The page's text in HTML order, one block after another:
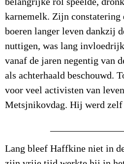
karnemelk. Zijn constatering
boeren langer leven dankzij
nuttigen, was lang
vanaf de jaren negentig van
als achterhaald beschouwd.
voor veel activisten van
Metsjnikovdag. Hij werd zelf
Lang bleef Haffkine niet in